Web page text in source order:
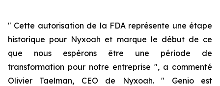
" Cette autorisation de la FDA représente une étape
historique pour Nyxoah et marque le début de ce
que nous espérons être une période de
transformation pour notre entreprise ", a commenté
Olivier Taelman, CEO de Nyxoah. " Genio est